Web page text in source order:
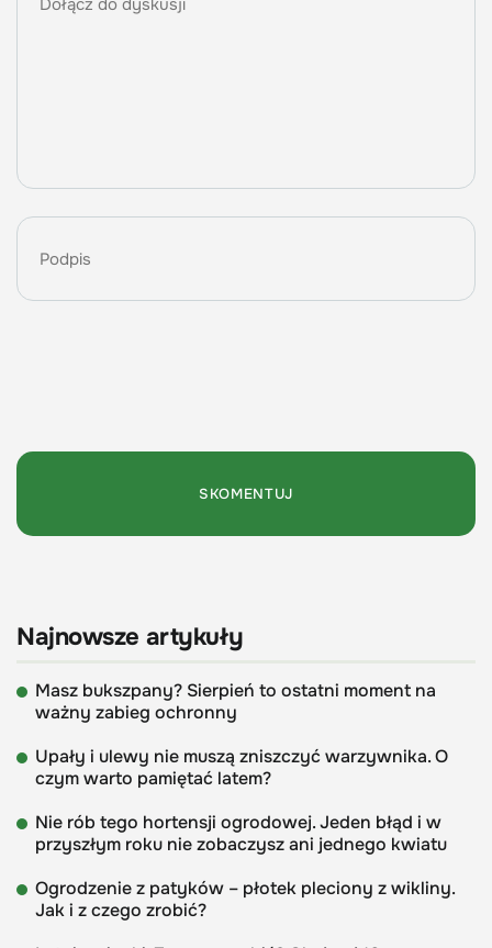
Najnowsze artykuły
Masz bukszpany? Sierpień to ostatni moment na
ważny zabieg ochronny
Upały i ulewy nie muszą zniszczyć warzywnika. O
czym warto pamiętać latem?
Nie rób tego hortensji ogrodowej. Jeden błąd i w
przyszłym roku nie zobaczysz ani jednego kwiatu
Ogrodzenie z patyków – płotek pleciony z wikliny.
Jak i z czego zrobić?